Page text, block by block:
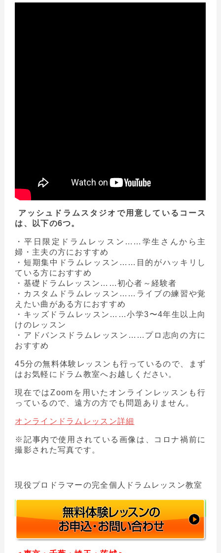
アッシュドラムスタジオで用意しているコース
は、以下の6つ。
・平日限定ドラムレッスン……学生さんから主
婦・主夫の方におすすめ
・短期集中ドラムレッスン……目的がハッキリし
ている方におすすめ
・基礎ドラムレッスン……初心者～経験者
・カスタムドラムレッスン……ライブの練習や覚
えたい曲がある方におすすめ
・キッズドラムレッスン……小学3〜4年生以上向
けのレッスン
・アドバンスドラムレッスン……プロ志向の方に
おすすめ
45分の無料体験レッスンも行っているので、まず
はお気軽にドラム教室へお越しください。
現在ではZoomを用いたオンラインレッスンも行
っているので、遠方の方でも問題ありません。
オンラインドラムレッスン詳細
※記事内で使用されている画像は、コロナ禍前に
撮影された写真です。
現役プロドラマーの完全個人ドラムレッスン教室